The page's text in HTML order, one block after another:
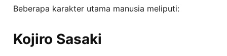
Beberapa karakter utama manusia meliputi:
Kojiro Sasaki